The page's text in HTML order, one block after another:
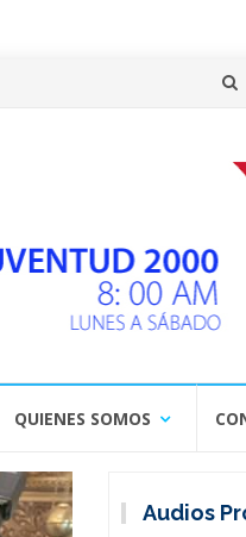
QUIENES SOMOS
Audios